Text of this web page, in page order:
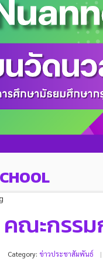
คณะกรรม
Category: ข่าวประชาสัมพันธ์